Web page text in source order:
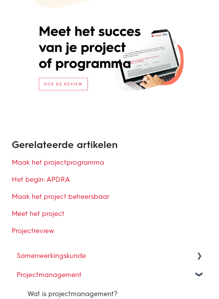
Gerelateerde artikelen
Maak het projectprogramma
Het begin: APDRA
Maak het project beheersbaar
Meet het project
Projectreview
Samenwerkingskunde
Wat is samenwerken?
Hoe verbind je belangen in een samenwerking?
Projectmanagement
Wat is projectmanagement?